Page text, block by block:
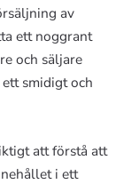
av
ett noggrant
och säljare
smidigt och
att förstå att
i ett